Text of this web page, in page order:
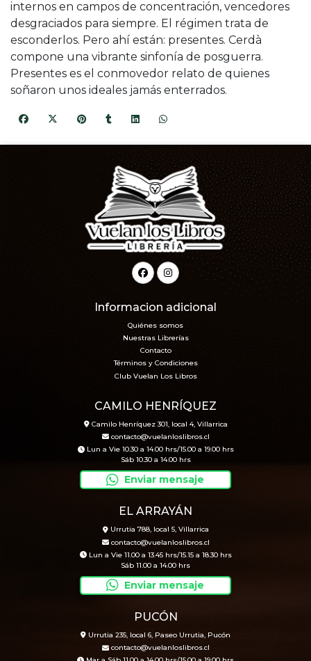
internos en campos de concentración, vencedores
desgraciados para siempre. El régimen trata de
esconderlos. Pero ahí están: presentes. Cerdà
compone una vibrante sinfonía de posguerra.
Presentes es el conmovedor relato de quienes
soñaron unos ideales jamás enterrados.
Informacion adicional
Quiénes somos
Nuestras Librerías
Contacto
Términos y Condiciones
Club Vuelan Los Libros
CAMILO HENRÍQUEZ
Camilo Henríquez 301, local 4, Villarrica
contacto@vuelanloslibros.cl
Lun a Vie 10.30 a 14.00 hrs/15.00 a 19.00 hrs
Sáb 10.30 a 14.00 hrs
Enviar mensaje
EL ARRAYÁN
Urrutia 788, local 5, Villarrica
contacto@vuelanloslibros.cl
Lun a Vie 11.00 a 13.45 hrs/15.15 a 18.30 hrs
Sáb 11.00 a 14.00 hrs
Enviar mensaje
PUCÓN
Urrutia 235, local 6, Paseo Urrutia, Pucón
contacto@vuelanloslibros.cl